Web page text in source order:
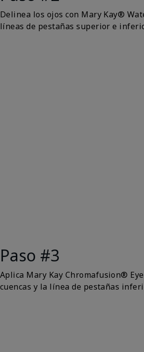
Delinea los ojos con Mary Kay®
líneas de pestañas superior e
Paso #3
Aplica Mary Kay Chromafusion®
cuencas y la línea de pestañas